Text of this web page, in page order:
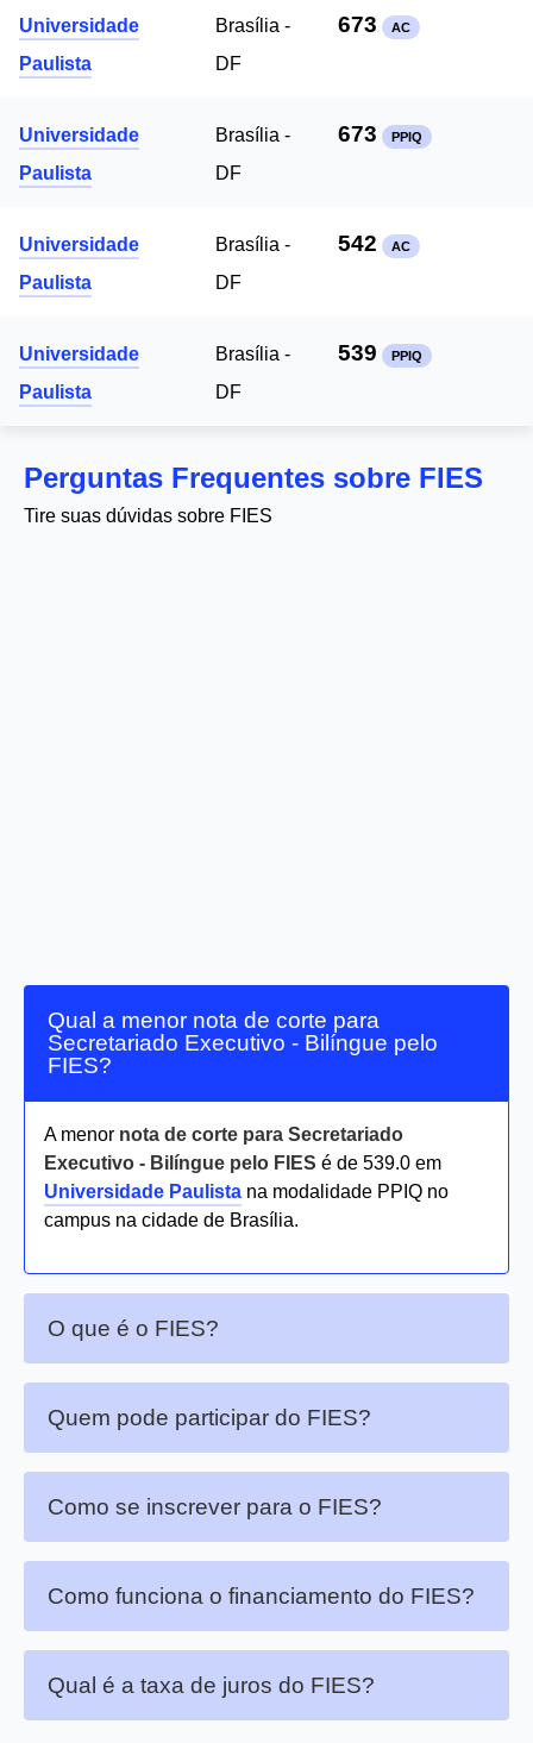
Universidade
Paulista
Brasília -
DF
673 AC
Universidade
Paulista
Brasília -
DF
673 PPIQ
Universidade
Paulista
Brasília -
DF
542 AC
Universidade
Paulista
Brasília -
DF
539 PPIQ
Perguntas Frequentes sobre FIES
Tire suas dúvidas sobre FIES
Qual a menor nota de corte para
Secretariado Executivo - Bilíngue pelo
FIES?
A menor nota de corte para Secretariado
Executivo - Bilíngue pelo FIES é de 539.0 em
Universidade Paulista na modalidade PPIQ no
campus na cidade de Brasília.
O que é o FIES?
Quem pode participar do FIES?
Como se inscrever para o FIES?
Como funciona o financiamento do FIES?
Qual é a taxa de juros do FIES?